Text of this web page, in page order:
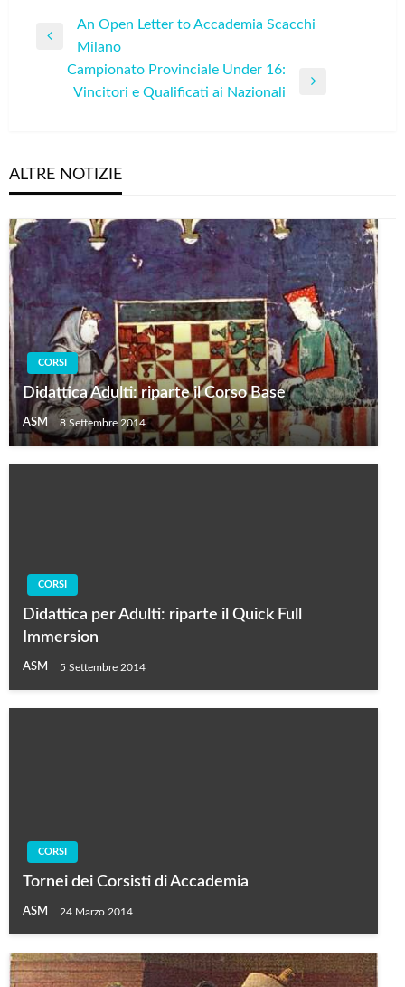
Navigazione
articoli
Previous
An Open Letter to Accademia Scacchi
Milano
Campionato Provinciale Under 16:
Vincitori e Qualificati ai Nazionali
ALTRE NOTIZIE
CORSI
Didattica Adulti: riparte il Corso Base
ASM 8 Settembre 2014
CORSI
Didattica per Adulti: riparte il Quick Full
Immersion
ASM 5 Settembre 2014
CORSI
Tornei dei Corsisti di Accademia
ASM 24 Marzo 2014